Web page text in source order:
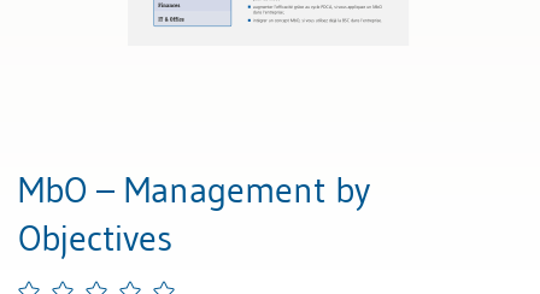
MbO – Management by
Objectives